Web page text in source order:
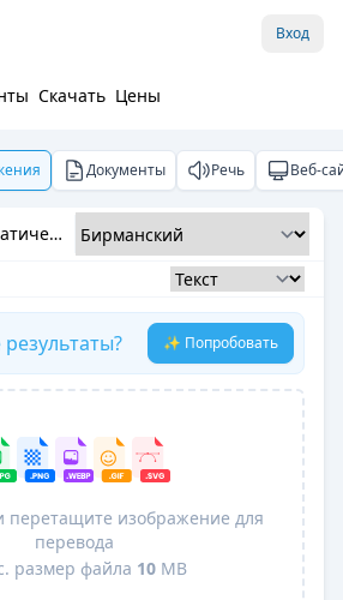
Вход
Скачать Цены
Документы Речь Веб-
Определить автоматически
✨ Попробовать
перетащите изображение для
перевода
размер файла 10MB